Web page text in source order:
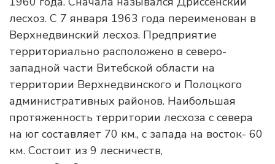
лесхоз. C 7 января 1963 года переименован в
Верхнедвинский лесхоз. Предприятие
территориально расположено в северо-
западной части Витебской области на
территории Верхнедвинского и Полоцкого
административных районов. Наибольшая
протяженность территории лесхоза с севера
на юг составляет 70 км., с запада на восток- 60
км. Состоит из 9 лесничеств,